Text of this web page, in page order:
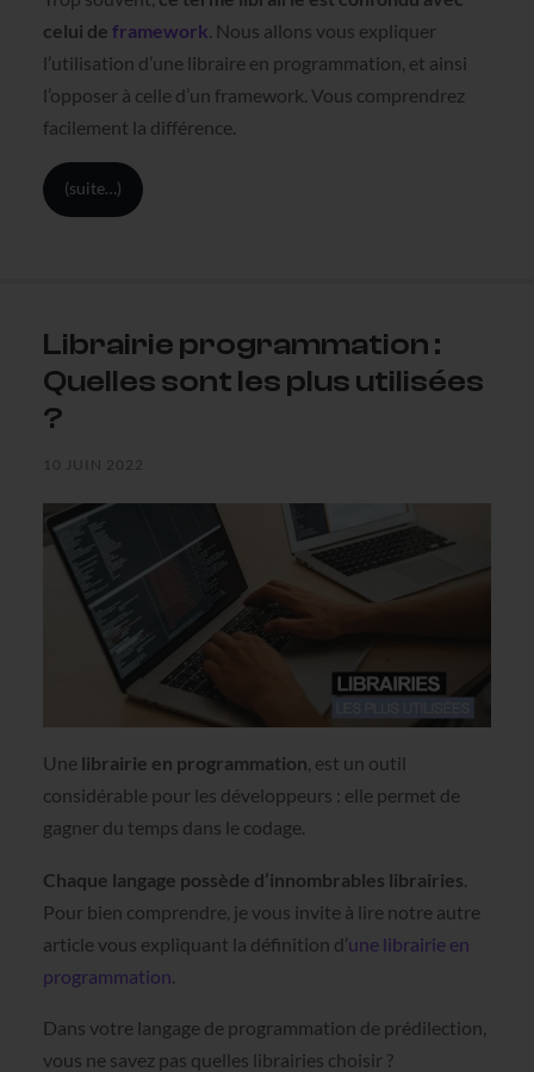
celui de framework. Nous allons vous expliquer
l’utilisation d’une libraire en programmation, et ainsi
l’opposer à celle d’un framework. Vous comprendrez
facilement la différence.
(suite…)
Librairie programmation :
Quelles sont les plus utilisées
?
10 JUIN 2022
Une librairie en programmation, est un outil
considérable pour les développeurs : elle permet de
gagner du temps dans le codage.
Chaque langage possède d’innombrables librairies
Pour bien comprendre, je vous invite à lire notre autre
article vous expliquant la définition d’une librairie en
programmation
Dans votre langage de programmation de prédilection,
vous ne savez pas quelles librairies choisir ?